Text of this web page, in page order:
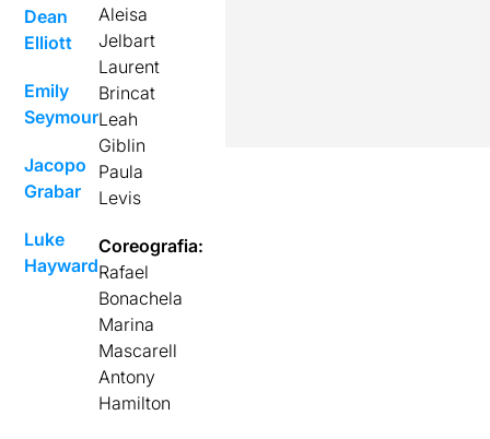
Dean
Elliott
Emily
Seymour
Jacopo
Grabar
Luke
Hayward
Aleisa
Jelbart
Laurent
Brincat
Leah
Giblin
Paula
Levis
Coreografia:
Rafael
Bonachela
Marina
Mascarell
Antony
Hamilton